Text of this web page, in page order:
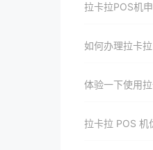
拉卡拉POS机
如何办理拉卡
体验一下使用
拉卡拉 POS 机